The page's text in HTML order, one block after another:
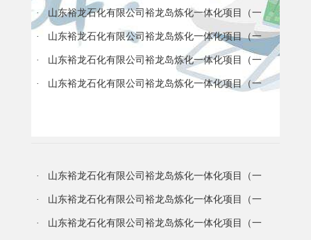
公告
· 山东裕龙石化有限公司裕龙岛炼化一体化项目（一
期）化工六部 60 万吨/年 abs装置复合抗氧剂框架采购项目
变更公告
· 山东裕龙石化有限公司裕龙岛炼化一体化项目（一
期）化工六部 60 万吨/年 abs装置复合抗氧剂框架采购项目
变更公告
· 山东裕龙石化有限公司裕龙岛炼化一体化项目（一
期）全厂伴热导管采购框架项目（二次）变更公告
· 山东裕龙石化有限公司裕龙岛炼化一体化项目（一
· 山东裕龙石化有限公司裕龙岛炼化一体化项目（一
期）后续新增项目及技改技措项目勘察项目中标结果公告
· 山东裕龙石化有限公司裕龙岛炼化一体化项目（一
期）厂区交通管理 pc 总承包项目中标结果公告
· 山东裕龙石化有限公司裕龙岛炼化一体化项目（一